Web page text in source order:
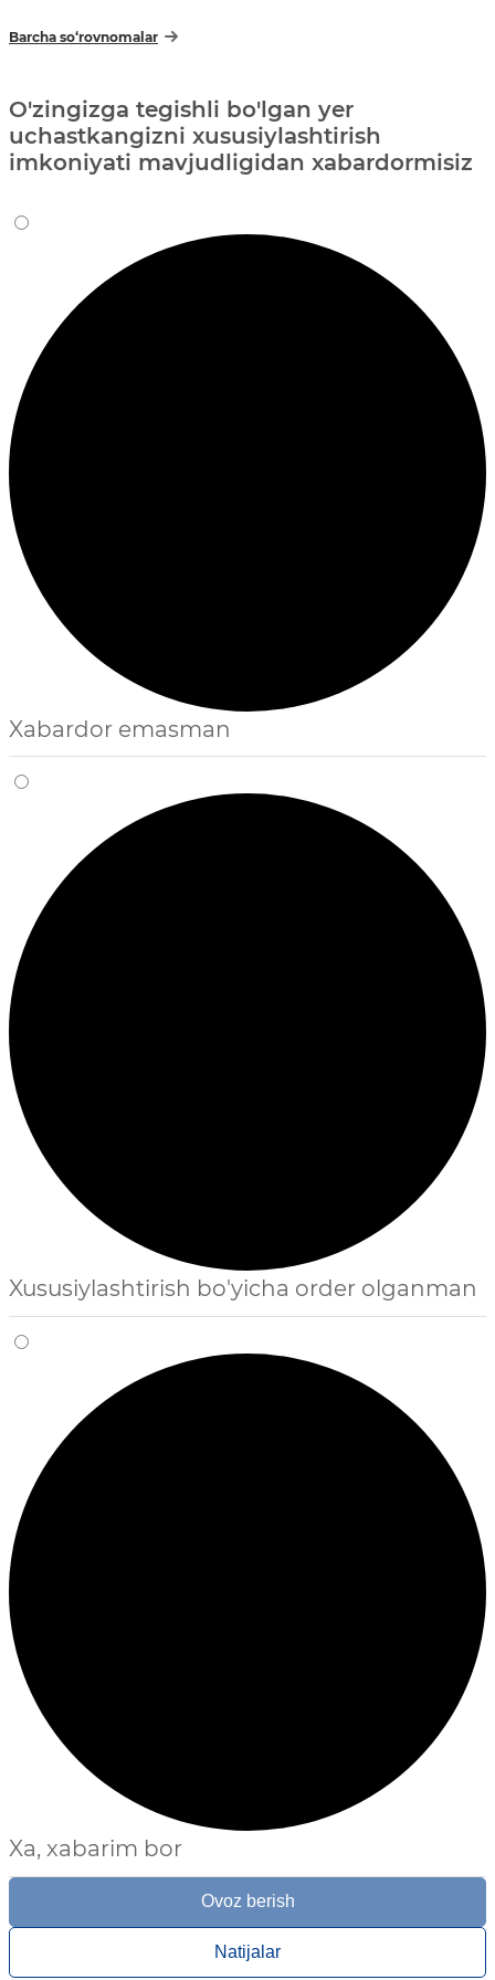
Barcha so‘rovnomalar
O'zingizga tegishli bo'lgan yer
uchastkangizni xususiylashtirish
imkoniyati mavjudligidan xabardormisiz
Xabardor emasman
Xususiylashtirish bo'yicha order olganman
Xa, xabarim bor
Ovoz berish
Natijalar